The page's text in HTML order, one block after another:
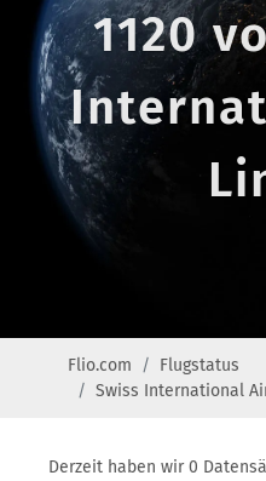
1120
Flio.com
Flugstatus
Swiss International
Derzeit haben wir 0